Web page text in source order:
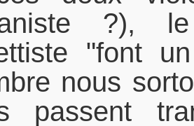
?),
"font
nous
passent